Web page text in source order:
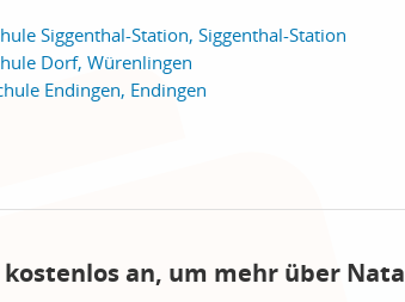
Siggenthal-Station, Siggenthal-Station
Dorf, Würenlingen
Endingen, Endingen
kostenlos an, um mehr über